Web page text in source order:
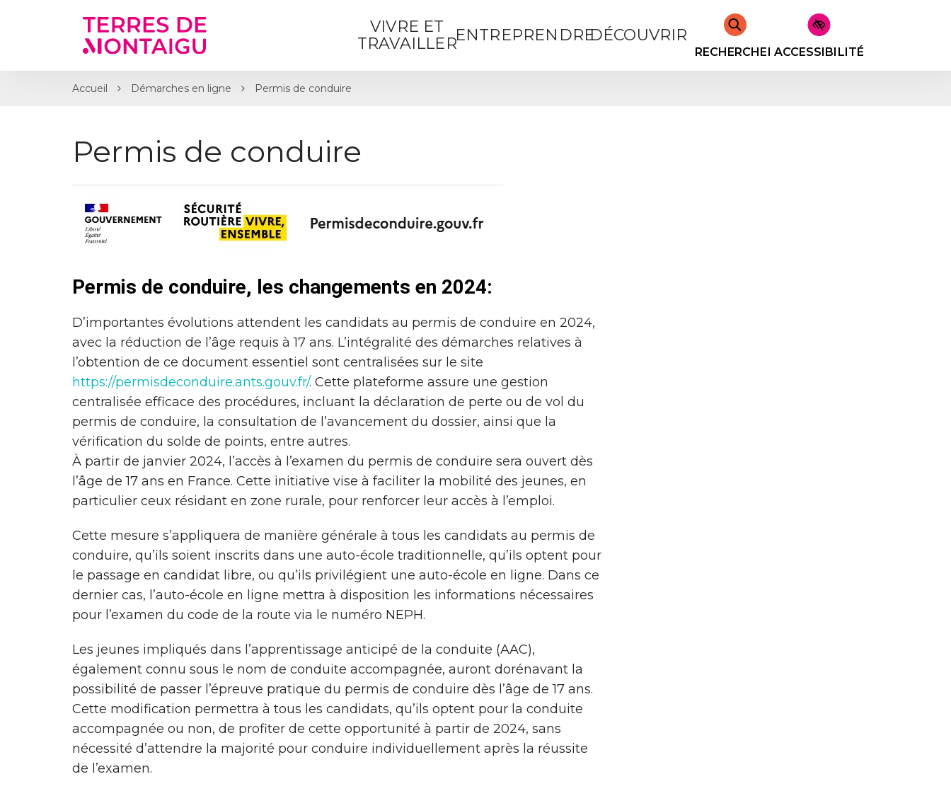
VIVRE ET
TRAVAILLERENTREPRENDREDÉCOUVRIR
RECHERCHERACCESSIBILITÉ
Accueil Démarches en ligne Permis de conduire
Permis de conduire
Permis de conduire, les changements en 2024:
D’importantes évolutions attendent les candidats au permis de conduire en 2024,
avec la réduction de l’âge requis à 17 ans. L’intégralité des démarches relatives à
l’obtention de ce document essentiel sont centralisées sur le site
https://permisdeconduire.ants.gouv.fr/. Cette plateforme assure une gestion
centralisée efficace des procédures, incluant la déclaration de perte ou de vol du
permis de conduire, la consultation de l’avancement du dossier, ainsi que la
vérification du solde de points, entre autres.
À partir de janvier 2024, l’accès à l’examen du permis de conduire sera ouvert dès
l’âge de 17 ans en France. Cette initiative vise à faciliter la mobilité des jeunes, en
particulier ceux résidant en zone rurale, pour renforcer leur accès à l’emploi.
Cette mesure s’appliquera de manière générale à tous les candidats au permis de
conduire, qu’ils soient inscrits dans une auto-école traditionnelle, qu’ils optent pour
le passage en candidat libre, ou qu’ils privilégient une auto-école en ligne. Dans ce
dernier cas, l’auto-école en ligne mettra à disposition les informations nécessaires
pour l’examen du code de la route via le numéro NEPH.
Les jeunes impliqués dans l’apprentissage anticipé de la conduite (AAC),
également connu sous le nom de conduite accompagnée, auront dorénavant la
possibilité de passer l’épreuve pratique du permis de conduire dès l’âge de 17 ans.
Cette modification permettra à tous les candidats, qu’ils optent pour la conduite
accompagnée ou non, de profiter de cette opportunité à partir de 2024, sans
nécessité d’attendre la majorité pour conduire individuellement après la réussite
de l’examen.